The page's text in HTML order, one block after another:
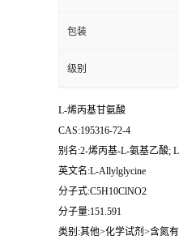
包装
级别
L-烯丙基甘氨酸
CAS:195316-72-4
别名:2-烯丙基-L-氨基乙酸;
英文名:L-Allylglycine
分子式:C5H10ClNO2
分子量:151.591
类别:其他>化学试剂>含氮